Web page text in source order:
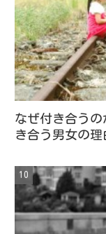
なぜ付き合う
き合う男女の理